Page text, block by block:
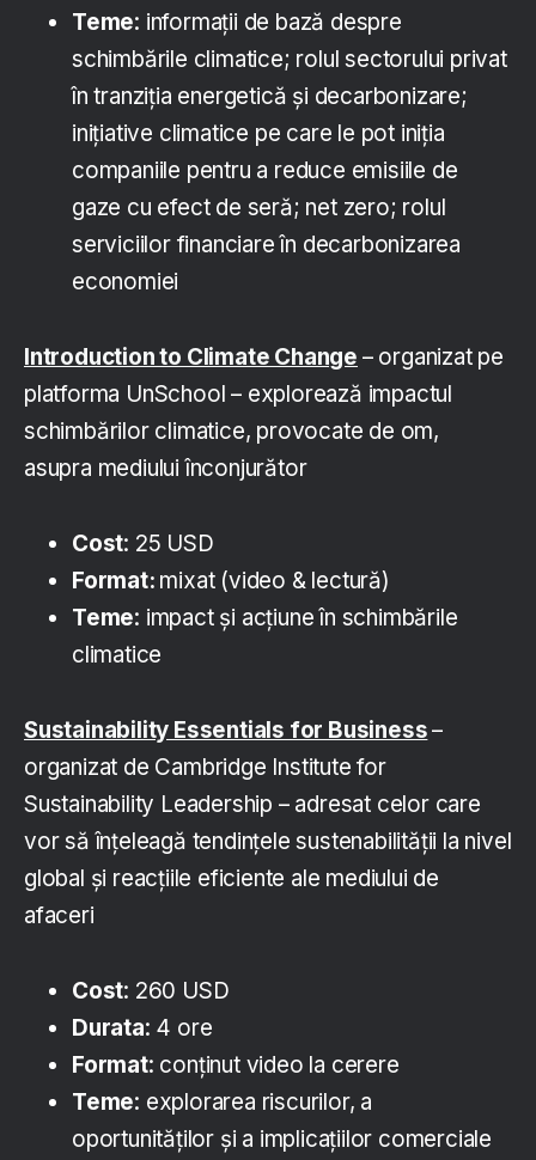
Teme: informații de bază despre
schimbările climatice; rolul sectorului privat
în tranziția energetică și decarbonizare;
inițiative climatice pe care le pot iniția
companiile pentru a reduce emisiile de
gaze cu efect de seră; net zero; rolul
serviciilor financiare în decarbonizarea
economiei
Introduction to Climate Change – organizat pe
platforma UnSchool – explorează impactul
schimbărilor climatice, provocate de om,
asupra mediului înconjurător
Cost: 25 USD
Format: mixat (video & lectură)
Teme: impact și acțiune în schimbările
climatice
Sustainability Essentials for Business–
organizat de Cambridge Institute for
Sustainability Leadership – adresat celor care
vor să înțeleagă tendințele sustenabilității la nivel
global și reacțiile eficiente ale mediului de
afaceri
Cost: 260 USD
Durata: 4 ore
Format: conținut video la cerere
Teme: explorarea riscurilor, a
oportunităților și a implicațiilor comerciale